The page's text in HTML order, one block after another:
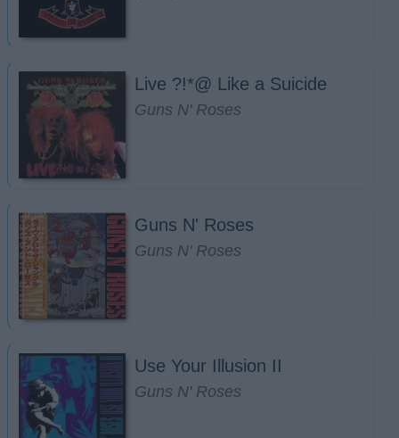
Live ?!*@ Like a Suicide
Guns N' Roses
Guns N' Roses
Guns N' Roses
Use Your Illusion II
Guns N' Roses